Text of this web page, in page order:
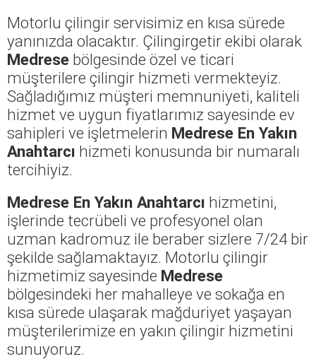
Motorlu çilingir servisimiz en kısa sürede
yanınızda olacaktır. Çilingirgetir ekibi olarak
Medrese bölgesinde özel ve ticari
müşterilere çilingir hizmeti vermekteyiz.
Sağladığımız müşteri memnuniyeti, kaliteli
hizmet ve uygun fiyatlarımız sayesinde ev
sahipleri ve işletmelerin Medrese En Yakın
Anahtarcı hizmeti konusunda bir numaralı
tercihiyiz.
Medrese En Yakın Anahtarcı hizmetini,
işlerinde tecrübeli ve profesyonel olan
uzman kadromuz ile beraber sizlere 7/24 bir
şekilde sağlamaktayız. Motorlu çilingir
hizmetimiz sayesinde Medrese
bölgesindeki her mahalleye ve sokağa en
kısa sürede ulaşarak mağduriyet yaşayan
müşterilerimize en yakın çilingir hizmetini
sunuyoruz.